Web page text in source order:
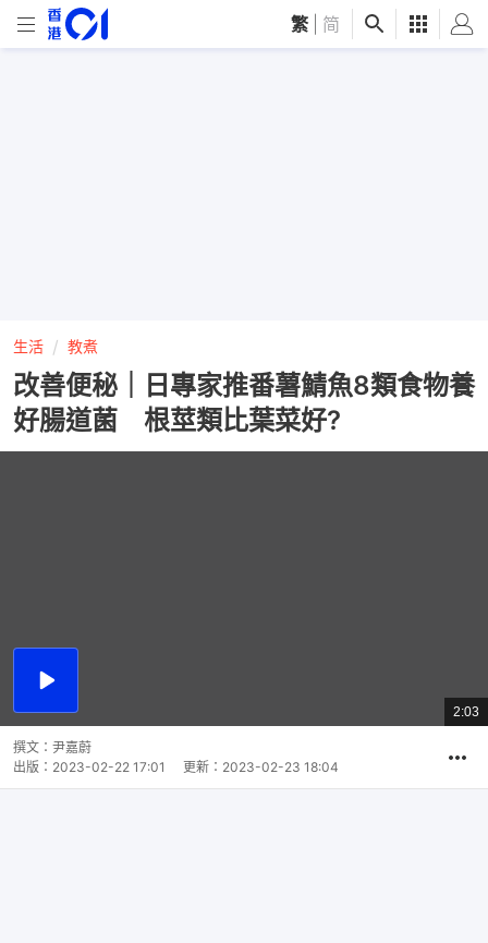
繁 简
生活 教煮
改善便秘｜日專家推番薯鯖魚8類食物養
好腸道菌 根莖類比葉菜好?
播
總
共
2:03
撰文： 尹嘉蔚
出版： 2023-02-22 17:01 更新： 2023-02-23 18:04